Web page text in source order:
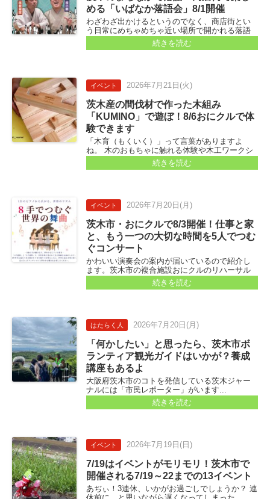
める「いばなか落語会」8/1開催
わざわざ出かけるというのでなく、商店街とい
う日常にめちゃめちゃ近い場所で開かれる落語
会が、8月1日に開催されます。 会場は、阪急茨
木市駅に近い、茨木阪急本通商店街にあるFICベ
続きを読む
イベント 2026年7月21日 (火)
茨木産の間伐材で作った木組み
「KUMINO」で遊ぼ！8/6おにクルで体
験できます
「木育（もくいく）」って言葉がありますよ
ね。 木のおもちゃに触れる体験や木工ワークシ
ョップを通して、木材への親しみや木の文化へ
の理解を深めて、木材の良さや利用することの
続きを読む
イベント 2026年7月20日 (月)
茨木市・おにクルで8/3開催！仕事と家
と、もう一つの大切な時間を5人でつむ
ぐコンサート
かわいい演奏会の案内が届いているので紹介し
ます。茨木市の複合施設おにクルのリハーサル
室（3階）でのピアノコンサートです。 1台のピ
アノを2人で演奏する4手連弾、4人で演奏する8
続きを読む
はたらく人 2026年7月20日 (月)
「何かしたい」と思ったら、茨木市ボ
ランティア観光ガイドはいかが？養成
講座もあるよ
大阪府茨木市のコトを発信している茨木ジャー
ナルには「市民レポーター」がいます...
続きを読む
イベント 2026年7月19日 (日)
7/19はイベントがモリモリ！茨木市で
開催される7/19～22までの13イベント
あぢぃ！3連休、いかがお過ごしでしょうか？ 連